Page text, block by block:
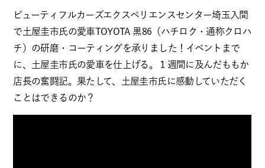
ビューティフルカーズエクスペリエンスセンター埼玉入間
で土屋圭市氏の愛車TOYOTA 黒86（ハチロク・通称クロハ
チ）の研磨・コーティングを承りました！イベントまで
に、土屋圭市氏の愛車を仕上げる。１週間に及んだももか
店長の奮闘記。果たして、土屋圭市氏に感動していただく
ことはできるのか？